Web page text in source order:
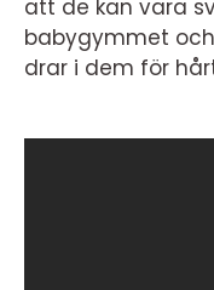
att de kan vara
babygymmet
drar i dem för